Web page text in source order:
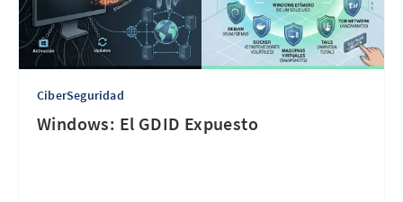
CiberSeguridad
Windows: El GDID Expuesto